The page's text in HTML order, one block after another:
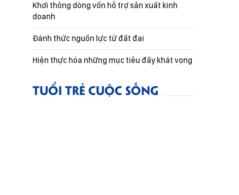
Khơi thông dòng vốn hỗ trợ sản xuất kinh
doanh
Đánh thức nguồn lực từ đất đai
Hiện thực hóa những mục tiêu đầy khát vọng
TUỔI TRẺ CUỘC SỐNG